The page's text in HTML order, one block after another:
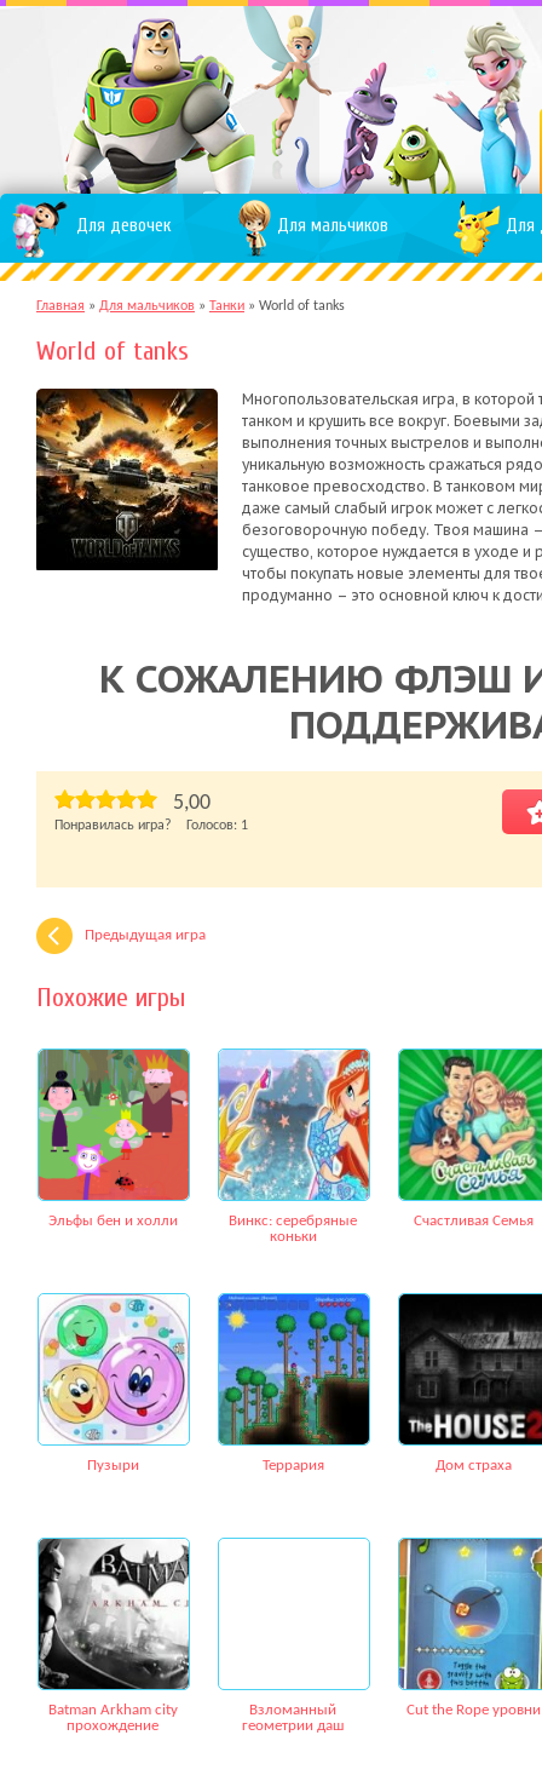
Для девочек Для мальчиков Для
Главная » Для мальчиков » Танки » World of tanks
World of tanks
Многопользовательская игра, в
танком и крушить все вокруг. Боевыми
выполнения точных выстрелов и
уникальную возможность сражаться
танковое превосходство. В танковом
даже самый слабый игрок может с
безоговорочную победу. Твоя машина
существо, которое нуждается в уходе и
чтобы покупать новые элементы для
продуманно – это основной ключ к
К СОЖАЛЕНИЮ ФЛЭШ
5,00
Понравилась игра? Голосов: 1
Предыдущая игра
Похожие игры
Эльфы бен и холли
Винкс: серебряные
коньки
Счастливая Семья
Пузыри Террария Дом страха
Batman Arkham city
прохождение
Взломанный
геометрии даш
Cut the Rope уровни